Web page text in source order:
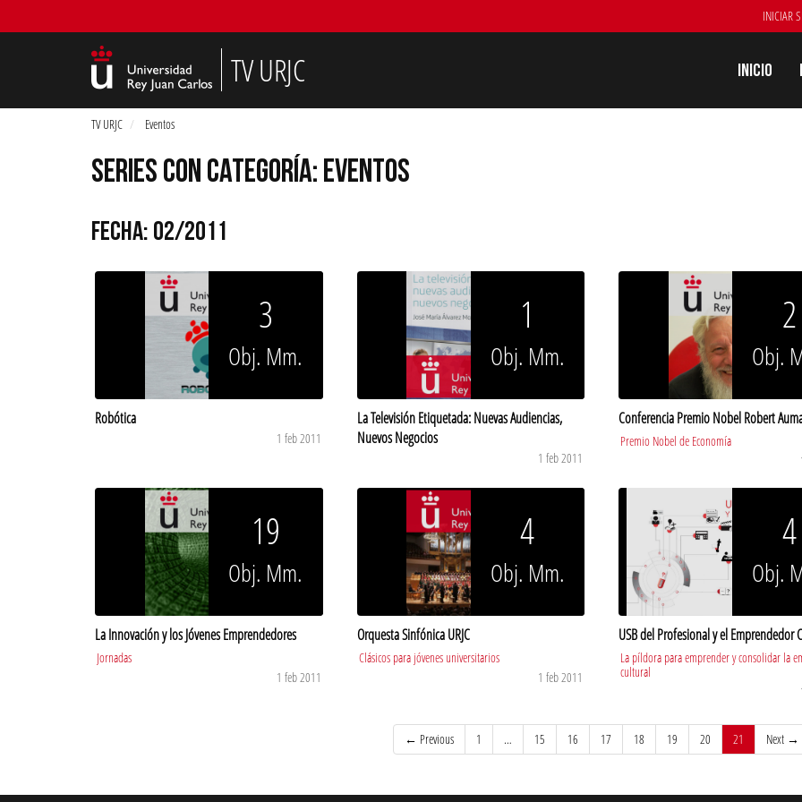
INICIAR
TV URJC Inicio
TV URJC Eventos
SERIES CON CATEGORÍA: EVENTOS
FECHA: 02/2011
3
Obj. Mm.
Robótica
1 feb 2011
1
Obj. Mm.
La Televisión Etiquetada: Nuevas Audiencias,
Nuevos Negocios
1 feb 2011
2
Obj.
Conferencia Premio Nobel Robert
Premio Nobel de Economía
19
Obj. Mm.
La Innovación y los Jóvenes Emprendedores
Jornadas
1 feb 2011
4
Obj. Mm.
Orquesta Sinfónica URJC
Clásicos para jóvenes universitarios
1 feb 2011
4
Obj.
USB del Profesional y el Emprendedor
La píldora para emprender y consolidar la
cultural
← Previous 1 … 15 16 17 18 19 20 21 (current)Next →